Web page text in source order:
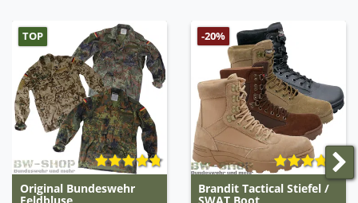
TOP
Original Bundeswehr
-20%
Brandit Tactical Stiefel /